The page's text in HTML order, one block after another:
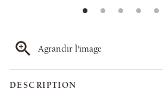
Agrandir l'image
DESCRIPTION